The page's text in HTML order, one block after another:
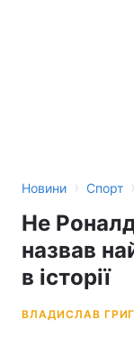
Новини › Спорт ›
Не
назвав
в історії
ВЛАДИСЛАВ